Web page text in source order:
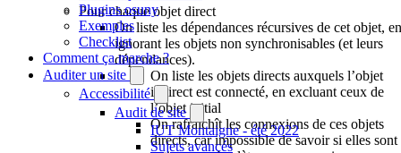
Plugins osuny
Exemples
Checklist
Comment ça marche ?
Auditer un site
Accessibilité
Audit de site
IUT Montaigne - été 2022
Sujets avancés
Pour chaque objet direct
On liste les dépendances récursives de cet objet, en
ignorant les objets non synchronisables (et leurs
dépendances).
On liste les objets directs auxquels l’objet
indirect est connecté, en excluant ceux de
l’objet initial
On rafraichît les connexions de ces objets
directs, car impossible de savoir si elles sont